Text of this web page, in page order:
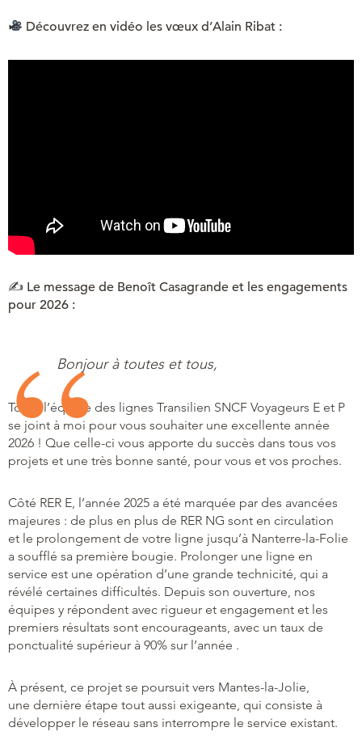
Découvrez en vidéo les vœux d’Alain Ribat :
✍️ Le message de Benoît Casagrande et les engagements
pour 2026 :
Bonjour à toutes et tous,
Toute l’équipe des lignes Transilien SNCF Voyageurs E et P
se joint à moi pour vous souhaiter une excellente année
2026 ! Que celle-ci vous apporte du succès dans tous vos
projets et une très bonne santé, pour vous et vos proches.
Côté RER E, l’année 2025 a été marquée par des avancées
majeures : de plus en plus de RER NG sont en circulation
et le prolongement de votre ligne jusqu’à Nanterre-la-Folie
a soufflé sa première bougie. Prolonger une ligne en
service est une opération d’une grande technicité, qui a
révélé certaines difficultés. Depuis son ouverture, nos
équipes y répondent avec rigueur et engagement et les
premiers résultats sont encourageants, avec un taux de
ponctualité supérieur à 90% sur l’année .
À présent, ce projet se poursuit vers Mantes-la-Jolie,
une dernière étape tout aussi exigeante, qui consiste à
développer le réseau sans interrompre le service existant.